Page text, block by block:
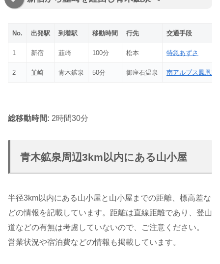
No. 出発駅 到着駅 移動時間 行先 交通手段
1 新宿 韮崎 100分 松本 特急あずさ
2 韮崎 青木鉱泉 50分 御座石温泉 南アルプス鳳凰三
総移動時間: 2時間30分
青木鉱泉周辺3km以内にある山小屋
半径3km以内にある山小屋と山小屋までの距離、標高差な
どの情報を記載しています。距離は直線距離であり、登山
道などの有無は考慮していないので、ご注意ください。
営業状況や宿泊費などの情報も掲載しています。